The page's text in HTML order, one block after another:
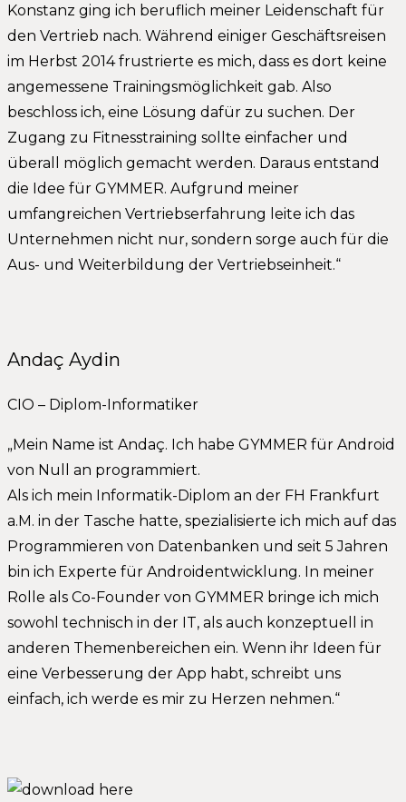
Konstanz ging ich beruflich meiner Leidenschaft für
den Vertrieb nach. Während einiger Geschäftsreisen
im Herbst 2014 frustrierte es mich, dass es dort keine
angemessene Trainingsmöglichkeit gab. Also
beschloss ich, eine Lösung dafür zu suchen. Der
Zugang zu Fitnesstraining sollte einfacher und
überall möglich gemacht werden. Daraus entstand
die Idee für GYMMER. Aufgrund meiner
umfangreichen Vertriebserfahrung leite ich das
Unternehmen nicht nur, sondern sorge auch für die
Aus- und Weiterbildung der Vertriebseinheit.“
Andaç Aydin
CIO – Diplom-Informatiker
„Mein Name ist Andaç. Ich habe GYMMER für Android
von Null an programmiert.
Als ich mein Informatik-Diplom an der FH Frankfurt
a.M. in der Tasche hatte, spezialisierte ich mich auf das
Programmieren von Datenbanken und seit 5 Jahren
bin ich Experte für Androidentwicklung. In meiner
Rolle als Co-Founder von GYMMER bringe ich mich
sowohl technisch in der IT, als auch konzeptuell in
anderen Themenbereichen ein. Wenn ihr Ideen für
eine Verbesserung der App habt, schreibt uns
einfach, ich werde es mir zu Herzen nehmen.“